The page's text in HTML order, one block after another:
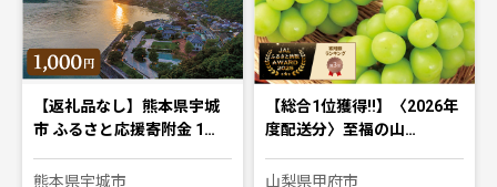
【返礼品なし】熊本県宇城
市 ふるさと応援寄附金 1…
熊本県宇城市
【総合1位獲得!!】〈2026年
度配送分〉至福の山…
山梨県甲府市